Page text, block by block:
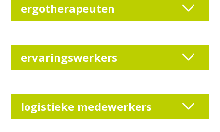
ergotherapeuten
ervaringswerkers
logistieke medewerkers